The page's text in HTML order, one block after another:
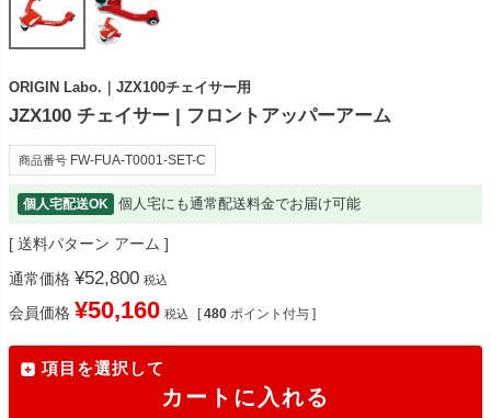
ORIGIN Labo.｜JZX100チェイサー用
JZX100 チェイサー | フロントアッパーアーム
商品番号 FW-FUA-T0001-SET-C
個人宅配送OK 個人宅にも通常配送料金でお届け可能
送料パターン アーム
通常価格 ¥52,800 税込
会員価格 ¥50,160 税込 [ 480 ポイント付与 ]
項目を選択して
カートに入れる